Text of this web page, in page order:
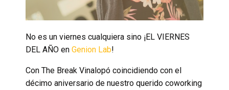
No es un viernes cualquiera sino ¡EL VIERNES
DEL AÑO en Genion Lab!
Con The Break Vinalopó coincidiendo con el
décimo aniversario de nuestro querido coworking